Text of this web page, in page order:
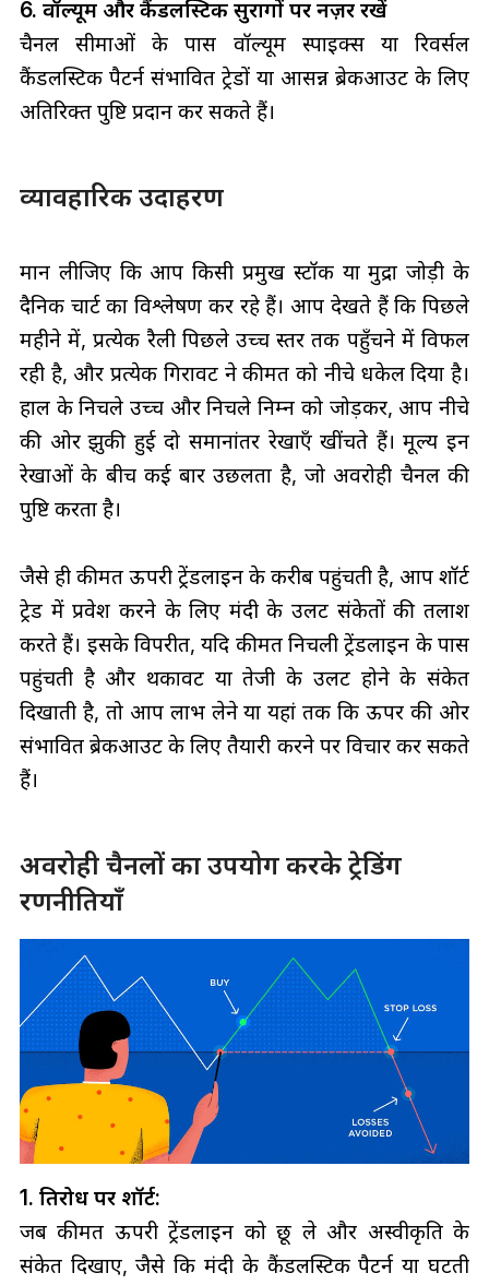
6. वॉल्यूम और कैंडलस्टिक सुरागों पर नज़र रखें
चैनल सीमाओं के पास वॉल्यूम स्पाइक्स या रिवर्सल
कैंडलस्टिक पैटर्न संभावित ट्रेडों या आसन्न ब्रेकआउट के लिए
अतिरिक्त पुष्टि प्रदान कर सकते हैं।
व्यावहारिक उदाहरण
मान लीजिए कि आप किसी प्रमुख स्टॉक या मुद्रा जोड़ी के
दैनिक चार्ट का विश्लेषण कर रहे हैं। आप देखते हैं कि पिछले
महीने में, प्रत्येक रैली पिछले उच्च स्तर तक पहुँचने में विफल
रही है, और प्रत्येक गिरावट ने कीमत को नीचे धकेल दिया है।
हाल के निचले उच्च और निचले निम्न को जोड़कर, आप नीचे
की ओर झुकी हुई दो समानांतर रेखाएँ खींचते हैं। मूल्य इन
रेखाओं के बीच कई बार उछलता है, जो अवरोही चैनल की
पुष्टि करता है।
जैसे ही कीमत ऊपरी ट्रेंडलाइन के करीब पहुंचती है, आप शॉर्ट
ट्रेड में प्रवेश करने के लिए मंदी के उलट संकेतों की तलाश
करते हैं। इसके विपरीत, यदि कीमत निचली ट्रेंडलाइन के पास
पहुंचती है और थकावट या तेजी के उलट होने के संकेत
दिखाती है, तो आप लाभ लेने या यहां तक ​​कि ऊपर की ओर
संभावित ब्रेकआउट के लिए तैयारी करने पर विचार कर सकते
हैं।
अवरोही चैनलों का उपयोग करके ट्रेडिंग
रणनीतियाँ
1. प्रतिरोध पर शॉर्ट:
जब कीमत ऊपरी ट्रेंडलाइन को छू ले और अस्वीकृति के
संकेत दिखाए, जैसे कि मंदी के कैंडलस्टिक पैटर्न या घटती